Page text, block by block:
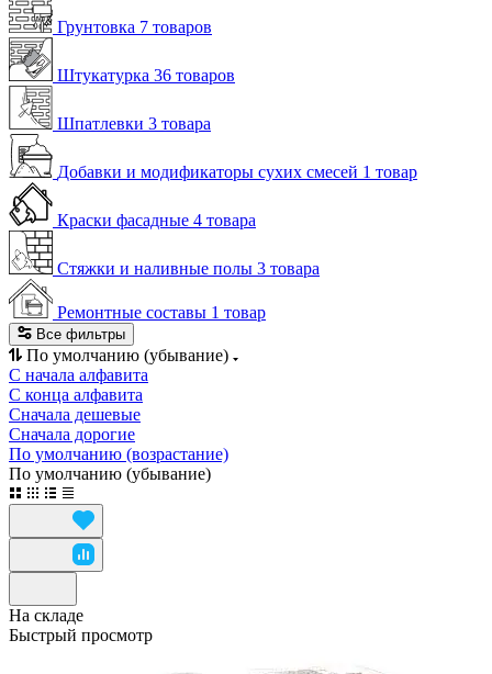
Грунтовка 7 товаров
Штукатурка 36 товаров
Шпатлевки 3 товара
Добавки и модификаторы сухих смесей 1 товар
Краски фасадные 4 товара
Стяжки и наливные полы 3 товара
Ремонтные составы 1 товар
Все фильтры
По умолчанию (убывание)
С начала алфавита
С конца алфавита
Сначала дешевые
Сначала дорогие
По умолчанию (возрастание)
По умолчанию (убывание)
На складе
Быстрый просмотр